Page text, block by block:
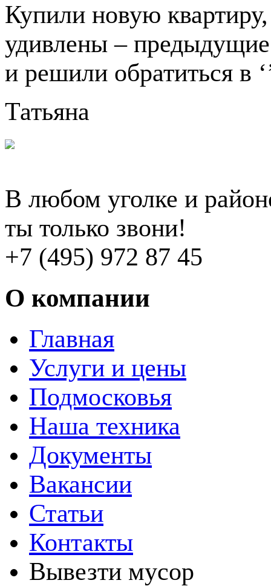
Купили новую
удивлены –
и решили обратиться в
Татьяна
В любом уголке и
ты только звони!
+7 (495) 972 87 45
О компании
Главная
Услуги и цены
Подмосковья
Наша техника
Документы
Вакансии
Статьи
Контакты
Вывезти мусор